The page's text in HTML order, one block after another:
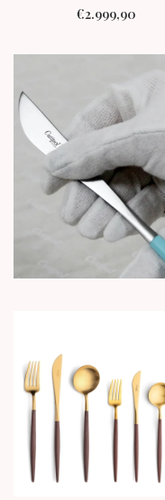
€2.999,90